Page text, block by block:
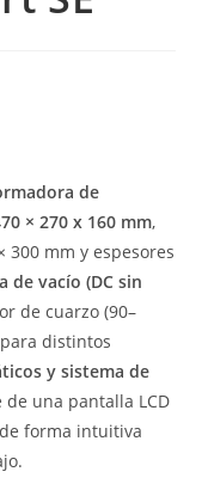
de
× 270 x 160 mm,
300 mm y espesores
de vacío (DC sin
de cuarzo (90–
distintos
y sistema de
de una pantalla LCD
forma intuitiva